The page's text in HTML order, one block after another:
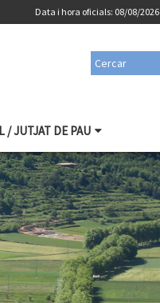
Data i hora oficials: 08/08/2026
/ JUTJAT DE PAU